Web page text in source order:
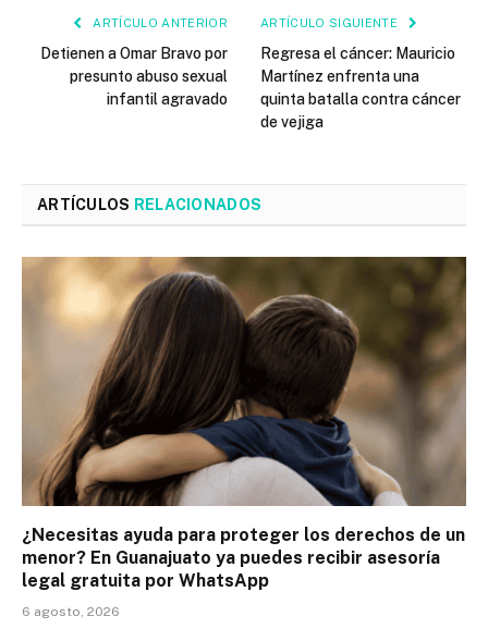
ARTÍCULO ANTERIOR
Detienen a Omar Bravo por
presunto abuso sexual
infantil agravado
ARTÍCULO SIGUIENTE
Regresa el cáncer: Mauricio
Martínez enfrenta una
quinta batalla contra cáncer
de vejiga
ARTÍCULOS RELACIONADOS
¿Necesitas ayuda para proteger los derechos de un
menor? En Guanajuato ya puedes recibir asesoría
legal gratuita por WhatsApp
6 agosto, 2026